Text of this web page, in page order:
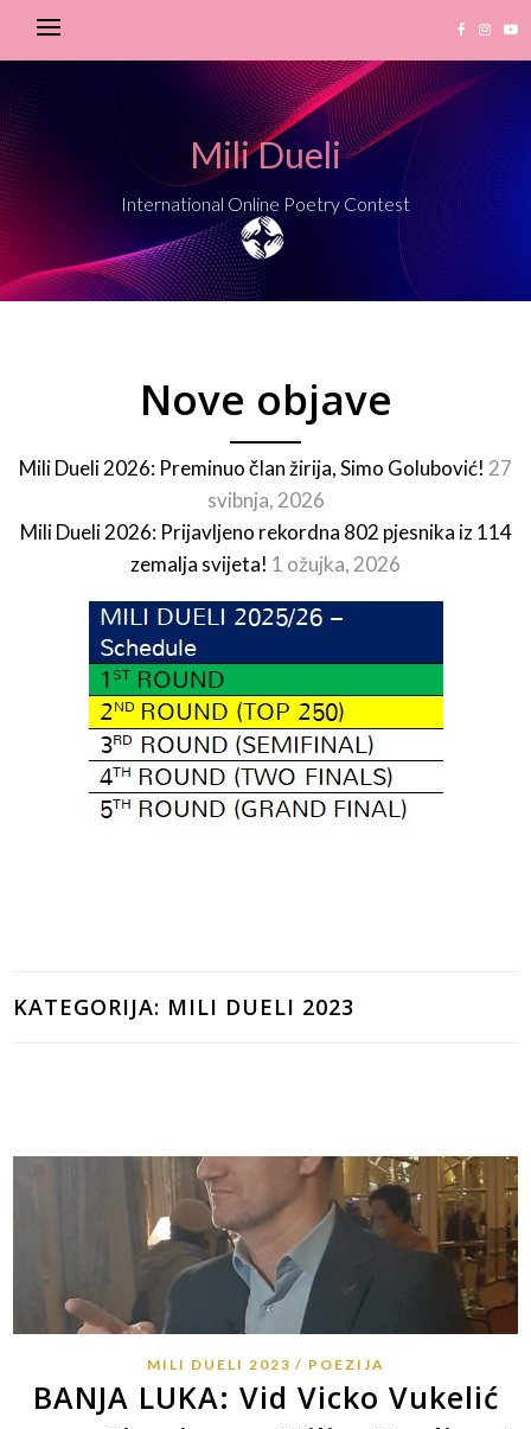
Mili Dueli
International Online Poetry Contest
Nove objave
Mili Dueli 2026: Preminuo član žirija, Simo Golubović! 27
svibnja, 2026
Mili Dueli 2026: Prijavljeno rekordna 802 pjesnika iz 114
zemalja svijeta! 1 ožujka, 2026
KATEGORIJA: MILI DUELI 2023
MILI DUELI 2023 POEZIJA
BANJA LUKA: Vid Vicko Vukelić